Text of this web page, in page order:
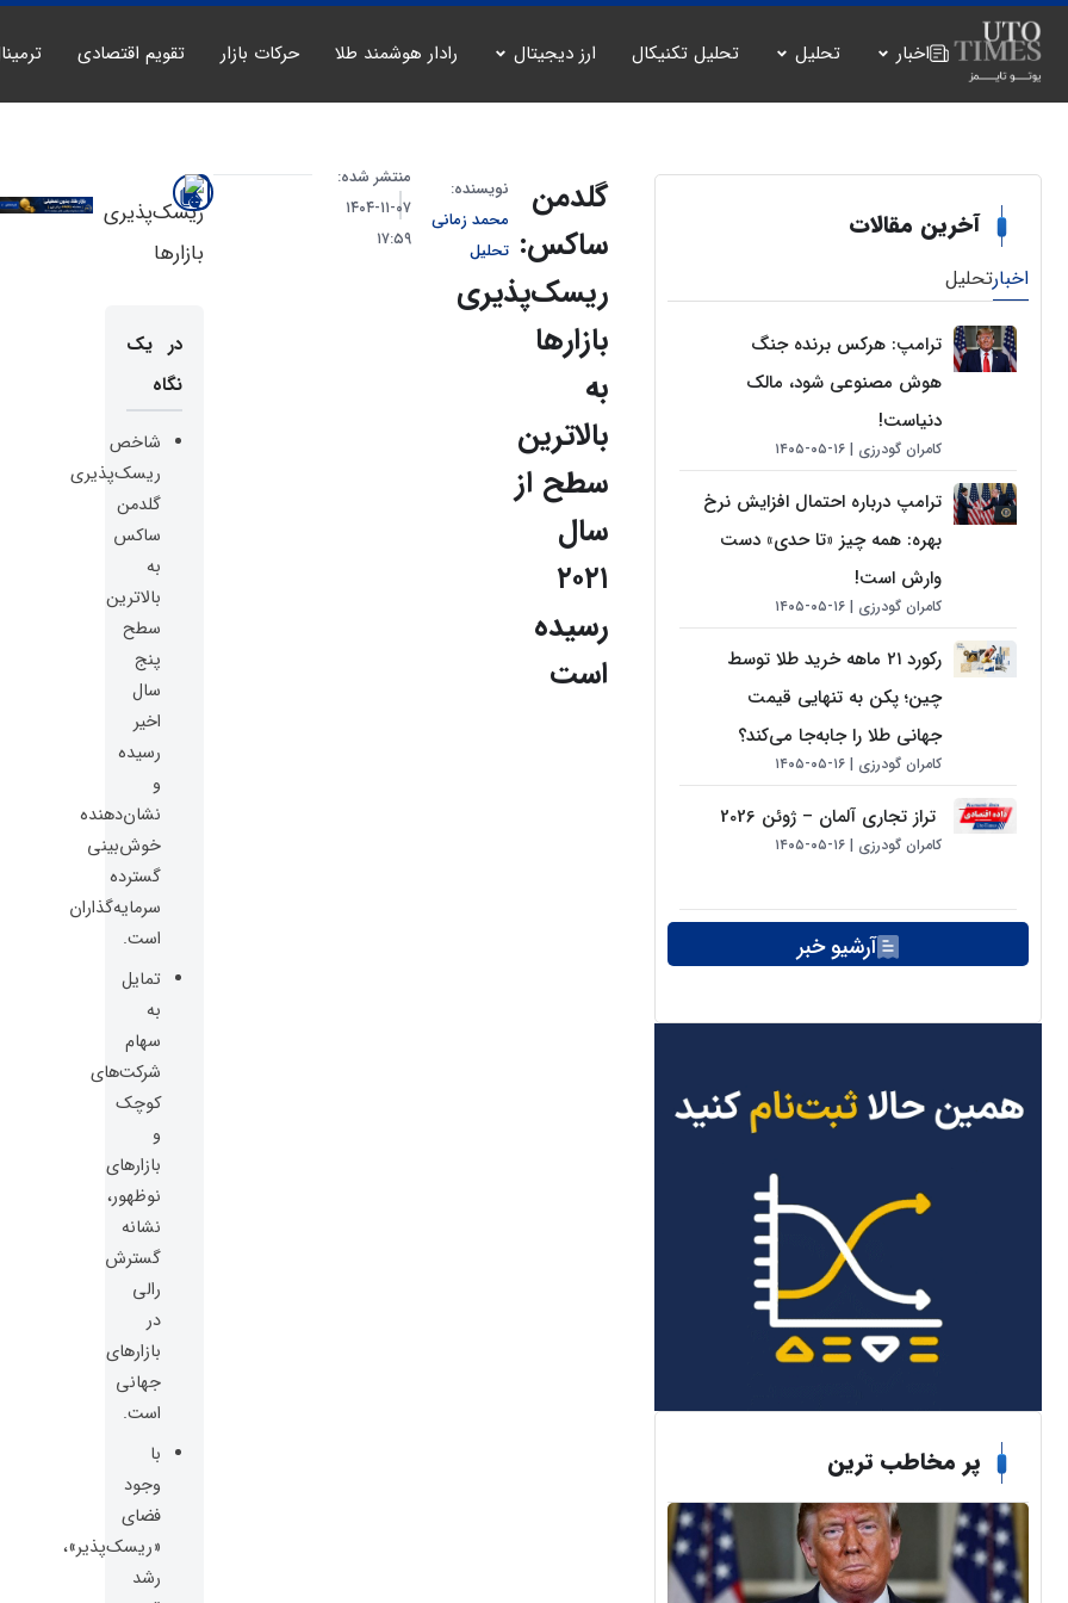
اخبار تحلیل تحلیل تکنیکال ارز دیجیتال رادار هوشمند طلا حرکات بازار تقویم اقتصادی
آخرین مقالات
اخبارتحلیل
ترامپ: هرکس برنده جنگ
هوش مصنوعی شود، مالک
دنیاست!
کامران گودرزی ۱۶-۰۵-۱۴۰۵
ترامپ درباره احتمال افزایش نرخ
بهره: همه چیز «تا حدی» دست
وارش است!
کامران گودرزی ۱۶-۰۵-۱۴۰۵
رکورد ۲۱ ماهه خرید طلا توسط
چین؛ پکن به تنهایی قیمت
جهانی طلا را جابه‌جا می‌کند؟
کامران گودرزی ۱۶-۰۵-۱۴۰۵
تراز تجاری آلمان – ژوئن 2026
کامران گودرزی ۱۶-۰۵-۱۴۰۵
آرشیو خبر
پر مخاطب ترین
گلدمن
ساکس:
ریسک‌پذیری
بازارها
به
بالاترین
سطح از
سال
۲۰۲۱
رسیده
است
نویسنده:
محمد زمانی
تحلیل
منتشر شده:
۰۷-۱۱-۱۴۰۴
۱۷:۵۹
در یک
نگاه
شاخص
ریسک‌پذیری
گلدمن
ساکس
به
بالاترین
سطح
پنج
سال
اخیر
رسیده
و
نشان‌دهنده
خوش‌بینی
گسترده
سرمایه‌گذاران
است.
تمایل
به
سهام
شرکت‌های
کوچک
و
بازارهای
نوظهور،
نشانه
گسترش
رالی
در
بازارهای
جهانی
است.
با
وجود
فضای
«ریسک‌پذیر»،
رشد